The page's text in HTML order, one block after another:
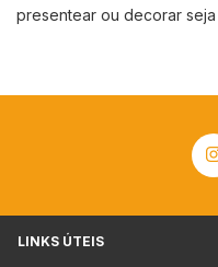
presentear ou decorar
LINKS ÚTEIS